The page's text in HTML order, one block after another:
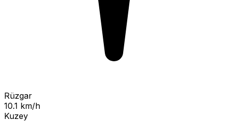
Rüzgar
10.1 km/h
Kuzey